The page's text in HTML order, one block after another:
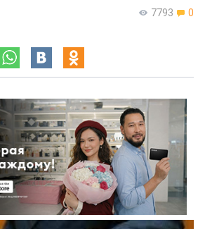
7793 0